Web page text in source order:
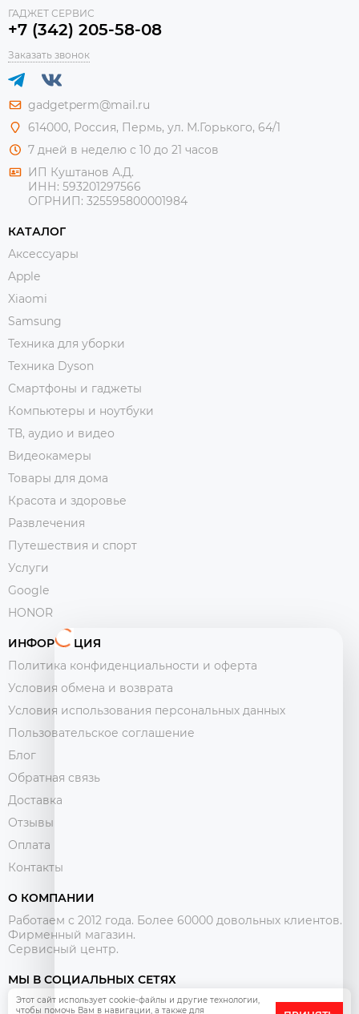
ГАДЖЕТ СЕРВИС
+7 (342) 205-58-08
Заказать звонок
gadgetperm@mail.ru
614000, Россия, Пермь, ул. М.Горького, 64/1
7 дней в неделю с 10 до 21 часов
ИП Куштанов А.Д.
ИНН: 593201297566
ОГРНИП: 325595800001984
КАТАЛОГ
Аксессуары
Apple
Xiaomi
Samsung
Техника для уборки
Техника Dyson
Смартфоны и гаджеты
Компьютеры и ноутбуки
ТВ, аудио и видео
Видеокамеры
Товары для дома
Красота и здоровье
Развлечения
Путешествия и спорт
Услуги
Google
HONOR
ИНФОРМАЦИЯ
Политика конфиденциальности и оферта
Условия обмена и возврата
Условия использования персональных данных
Пользовательское соглашение
Блог
Обратная связь
Доставка
Отзывы
Оплата
Контакты
О КОМПАНИИ
Работаем с 2012 года. Более 60000 довольных клиентов.
Фирменный магазин.
Сервисный центр.
МЫ В СОЦИАЛЬНЫХ СЕТЯХ
Этот сайт использует cookie-файлы и другие технологии,
чтобы помочь Вам в навигации, а также для